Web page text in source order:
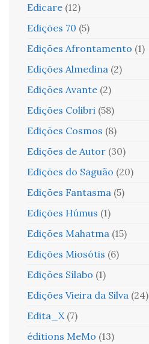
Edicare (12)
Edições 70 (5)
Edições Afrontamento (1)
Edições Almedina (2)
Edições Avante (2)
Edições Colibri (58)
Edições Cosmos (8)
Edições de Autor (30)
Edições do Saguão (20)
Edições Fantasma (5)
Edições Húmus (1)
Edições Mahatma (15)
Edições Miosótis (6)
Edições Sílabo (1)
Edições Vieira da Silva (24)
Edita_X (7)
éditions MeMo (13)